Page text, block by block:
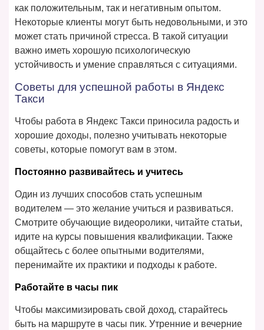
как положительным, так и негативным опытом.
Некоторые клиенты могут быть недовольными, и это
может стать причиной стресса. В такой ситуации
важно иметь хорошую психологическую
устойчивость и умение справляться с ситуациями.
Советы для успешной работы в Яндекс
Такси
Чтобы работа в Яндекс Такси приносила радость и
хорошие доходы, полезно учитывать некоторые
советы, которые помогут вам в этом.
Постоянно развивайтесь и учитесь
Один из лучших способов стать успешным
водителем — это желание учиться и развиваться.
Смотрите обучающие видеоролики, читайте статьи,
идите на курсы повышения квалификации. Также
общайтесь с более опытными водителями,
перенимайте их практики и подходы к работе.
Работайте в часы пик
Чтобы максимизировать свой доход, старайтесь
быть на маршруте в часы пик. Утренние и вечерние